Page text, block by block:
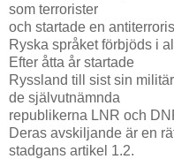
som terrorister
och startade en
Ryska språket förbjöds i
Efter åtta år startade
Ryssland till sist sin
de självutnämnda
republikerna LNR och
Deras avskiljande är en
stadgans artikel 1.2.